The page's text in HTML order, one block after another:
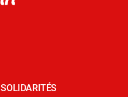
SOLIDARITÉS